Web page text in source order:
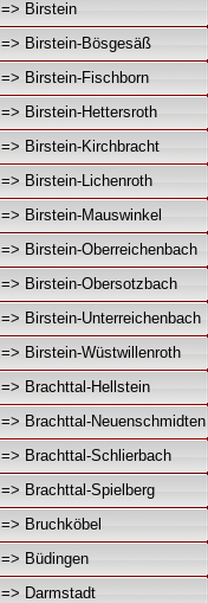
=> Birstein
=> Birstein-Bösgesäß
=> Birstein-Fischborn
=> Birstein-Hettersroth
=> Birstein-Kirchbracht
=> Birstein-Lichenroth
=> Birstein-Mauswinkel
=> Birstein-Oberreichenbach
=> Birstein-Obersotzbach
=> Birstein-Unterreichenbach
=> Birstein-Wüstwillenroth
=> Brachttal-Hellstein
=> Brachttal-Neuenschmidten
=> Brachttal-Schlierbach
=> Brachttal-Spielberg
=> Bruchköbel
=> Büdingen
=> Darmstadt